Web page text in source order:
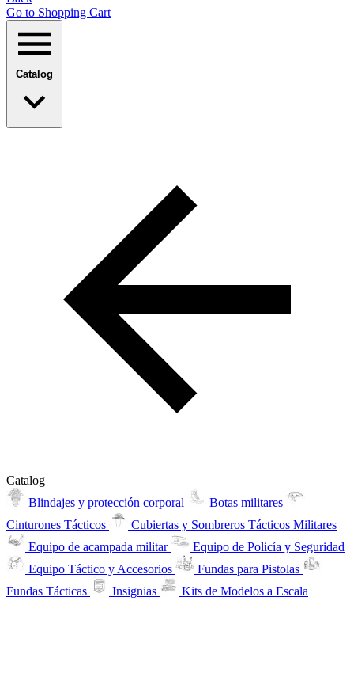
Go to Shopping Сart
Catalog
Catalog
Blindajes y protección corporal
Botas militares
Cinturones Tácticos
Cubiertas y Sombreros Tácticos Militares
Equipo de acampada militar
Equipo de Policía y Seguridad
Equipo Táctico y Accesorios
Fundas para Pistolas
Fundas Tácticas
Insignias Kits de Modelos a Escala